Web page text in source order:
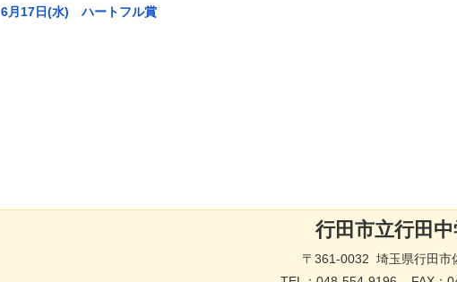
6月17日(水) ハートフル賞
行田市立行田
〒361-0032 埼玉県行田市